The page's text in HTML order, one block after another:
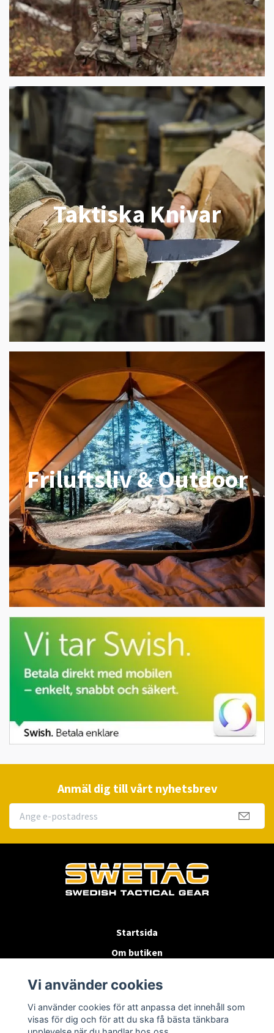
Taktiska Knivar
Friluftsliv & Outdoor
Anmäl dig till vårt nyhetsbrev
Startsida
Om butiken
Byten & Returer
Kontakta oss
Vi använder cookies
Vi använder cookies för att anpassa det innehåll som
visas för dig och för att du ska få bästa tänkbara